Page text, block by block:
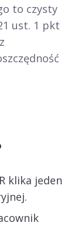
to czysty
ust. 1 pkt
klika jeden